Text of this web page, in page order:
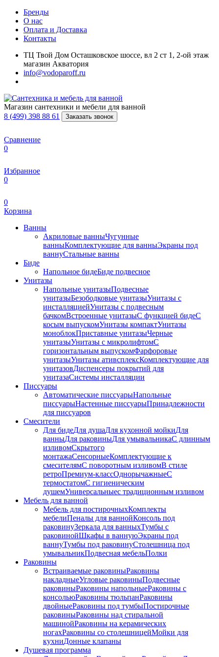
Бренды
О нас
Оплата и Доставка
Контакты
ТЦ Твой Дом Осташковское шоссе, вл 2 ст 1, 2-ой этаж
магазин Акватория
info@vodoparoff.ru
Магазин сантехники и мебели для ванной
8 (499) 398 88 61
Заказать звонок
Сравнение
0
Избранное
0
0
Корзина
Ванны
Акриловые ванныЧугунные
ванныКомплектующие для ванныЭкраны под
ваннуСтальные ванны
Биде
Напольное бидеБиде пoдвеснoе
Унитазы
Напольные унитазыПодвесные
унитазыБезободковые унитазыУнитазы с
инсталляциейУнитазы с подвесным
бачкомВстроенные унитазыС функцией бидеС
косым выпускомУнитазы компактУнитазы
моноблокПриставные унитазыЧерные
унитазыУнитазы с микролифтомC
горизонтальным выпускомФарфоровые
унитазыУнитазы ативсплексКомплектующие для
унитазовДиспенсеры покрытий для
унитазаСистемы инсталляции
Писсуары
Автоматические писсуарыНапольные
писсуарыНастенные писсуарыПринадлежности
для писсуаров
Смесители
Для бидеДля душаДля кухонной мойкиДля
ванныДля раковиныДля умывальникаС длинным
изливомСкрытого
монтажаСенсорныеКомплектующие к
смесителямС поворотным изливомВ стиле
ретроПремиум-классОднорычажныеС
термостатомС гигиеническим
душемУниверсальныес традиционным изливом
Мебель для ванной
Мебель для постирочныхКомплекты
мебелиПеналы для ваннойКонсоль под
раковинуЗеркала для ванныхТумбы с
раковинойШкафы в ваннуюЭкраны под
ваннуТумбы под раковинуСтолешница под
умывальникПодвесная мебельПолки
Раковины
Встраиваемые раковиныРаковины
накладныеУгловые раковиныПодвесные
раковиныРаковины напольныеРаковины с
консольюРаковины тюльпанРаковины
двойныеРаковины под тумбыПостирочные
раковиныРаковины над стиральной
машинойРаковины на керамических
ногахРаковины со столешницейМойки для
кухниДонные клапаны
Душевая программа